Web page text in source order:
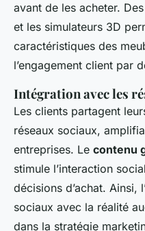
avant de les acheter.
et les simulateurs 3D
caractéristiques des
l’engagement client par
Intégration avec les
Les clients partagent
réseaux sociaux,
entreprises. Le contenu
stimule l’interaction
décisions d’achat. Ainsi,
sociaux avec la réalité
dans la stratégie